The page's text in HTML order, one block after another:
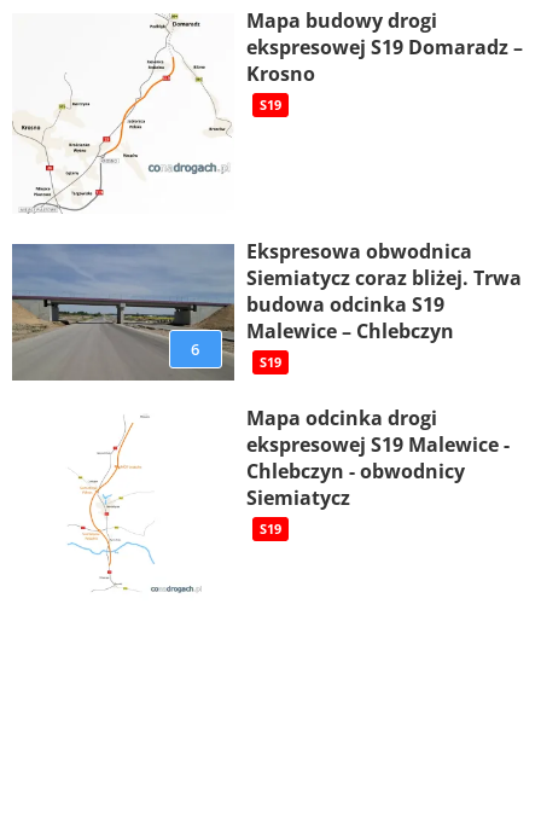
Mapa budowy drogi
ekspresowej S19 Domaradz –
Krosno
S19
6
Ekspresowa obwodnica
Siemiatycz coraz bliżej. Trwa
budowa odcinka S19
Malewice – Chlebczyn
S19
Mapa odcinka drogi
ekspresowej S19 Malewice -
Chlebczyn - obwodnicy
Siemiatycz
S19